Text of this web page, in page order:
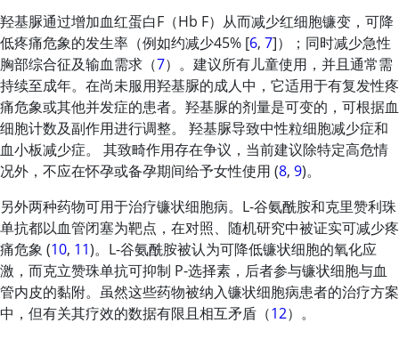
羟基脲通过增加血红蛋白F（Hb F）从而减少红细胞镰变，可降
低疼痛危象的发生率（例如约减少45% [6, 7]）；同时减少急性
胸部综合征及输血需求（7）。建议所有儿童使用，并且通常需
持续至成年。在尚未服用羟基脲的成人中，它适用于有复发性疼
痛危象或其他并发症的患者。 羟基脲的剂量是可变的，可根据血
细胞计数及副作用进行调整。 羟基脲导致中性粒细胞减少症和
血小板减少症。 其致畸作用存在争议，当前建议除特定高危情
况外，不应在怀孕或备孕期间给予女性使用 (8, 9)。
另外两种药物可用于治疗镰状细胞病。L-谷氨酰胺和克里赞利珠
单抗都以血管闭塞为靶点，在对照、随机研究中被证实可减少疼
痛危象 (10, 11)。 L-谷氨酰胺被认为可降低镰状细胞的氧化应
激，而克立赞珠单抗可抑制 P-选择素，后者参与镰状细胞与血
管内皮的黏附。虽然这些药物被纳入镰状细胞病患者的治疗方案
中，但有关其疗效的数据有限且相互矛盾（12）。